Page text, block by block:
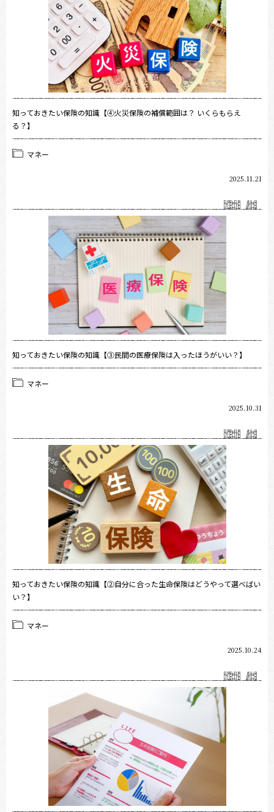
知っておきたい保険の知識【④火災保険の補償範囲は？ いくらもらえ
る？】
マネー
2025.11.21
知っておきたい保険の知識【③民間の医療保険は入ったほうがいい？】
マネー
2025.10.31
知っておきたい保険の知識【②自分に合った生命保険はどうやって選べばい
い？】
マネー
2025.10.24